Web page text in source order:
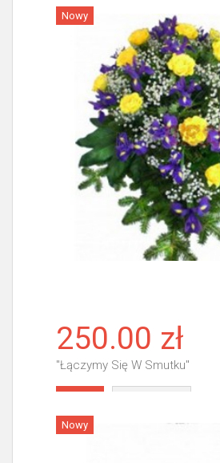
Więcej
Nowy
250.00 zł
"Łączymy Się W Smutku"
Nowy